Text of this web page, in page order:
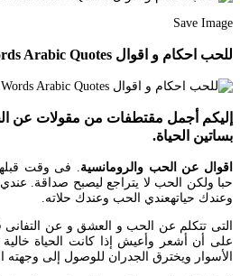
Save Image
للحب احكام و اقوال Words Quotes Love Words Arabic Quotes
إليكم أجمل مقتطفات من مقولات عن
بساتين الحياة.
اقوال عن الحب والرومانسية . فى وقت
حبا ولكن الحب لا يتراجع ليصبح صداقة.
وعندك حياتهعندي الحب وعندك حلاته.
التى تتكلم عن الحب و العشق و عن التفانى
على أن أشعر وأعيش إذا كانت الحياة خالية
الأسوار ويخترق الجدران للوصول إلى وجهته